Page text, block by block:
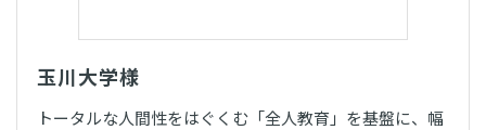
玉川大学様
トータルな人間性をはぐくむ「全人教育」を基盤に、幅